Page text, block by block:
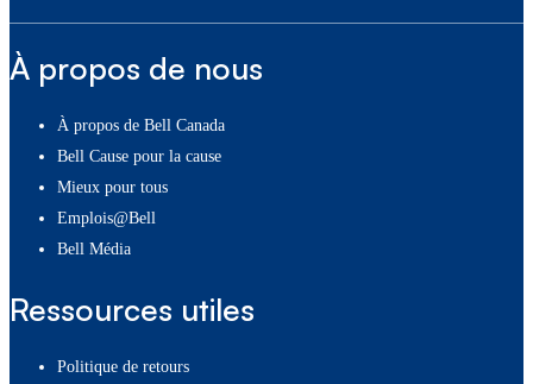
À propos de nous
À propos de Bell Canada
Bell Cause pour la cause
Mieux pour tous
Emplois@Bell
Bell Média
Ressources utiles
Politique de retours